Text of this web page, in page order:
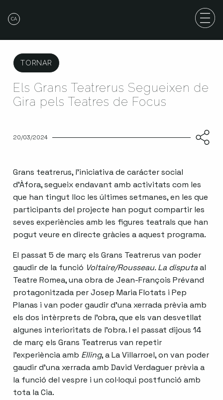
CA
TORNAR
Els Grans Teatrerus Segueixen de
Gira pels Teatres de Focus
20/03/2024
Grans teatrerus, l’iniciativa de carácter social
d’Àfora, segueix endavant amb activitats com les
que han tingut lloc les últimes setmanes, en les que
participants del projecte han pogut compartir les
seves experiències amb les figures teatrals que han
pogut veure en directe gràcies a aquest programa.
El passat 5 de març els Grans Teatrerus van poder
gaudir de la funció Voltaire/Rousseau. La disputaal
Teatre Romea, una obra de Jean-François Prévand
protagonitzada per Josep Maria Flotats i Pep
Planas i van poder gaudir d’una xerrada prèvia amb
els dos intèrprets de l’obra, que els van desvetllat
algunes interioritats de l’obra. I el passat dijous 14
de març els Grans Teatrerus van repetir
l’experiència amb Elling, a La Villarroel, on van poder
gaudir d’una xerrada amb David Verdaguer prèvia a
la funció del vespre i un col·loqui postfunció amb
tota la Cia.